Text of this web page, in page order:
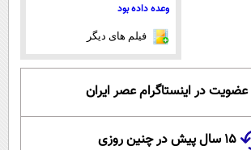
وعده داده بود
فیلم های دیگر
عضویت در اینستاگرام عصر ایران
۱۵ سال پیش در چنین روزی